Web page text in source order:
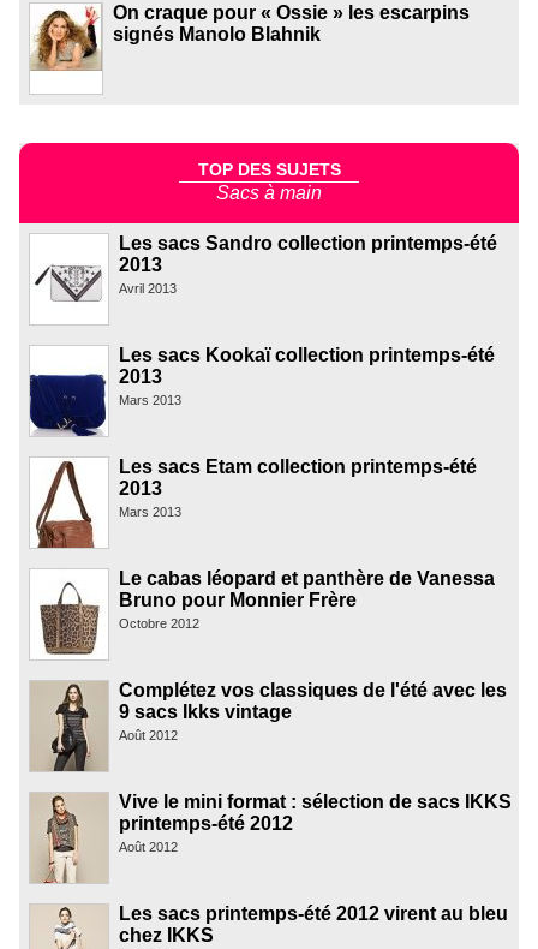
On craque pour « Ossie » les escarpins
signés Manolo Blahnik
TOP DES SUJETS
Sacs à main
Les sacs Sandro collection printemps-été
2013
Avril 2013
Les sacs Kookaï collection printemps-été
2013
Mars 2013
Les sacs Etam collection printemps-été
2013
Mars 2013
Le cabas léopard et panthère de Vanessa
Bruno pour Monnier Frère
Octobre 2012
Complétez vos classiques de l'été avec les
9 sacs Ikks vintage
Août 2012
Vive le mini format : sélection de sacs IKKS
printemps-été 2012
Août 2012
Les sacs printemps-été 2012 virent au bleu
chez IKKS